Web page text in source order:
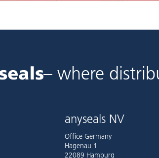
– where
anyseals NV
Office Germany
Hagenau 1
22089 Hamburg